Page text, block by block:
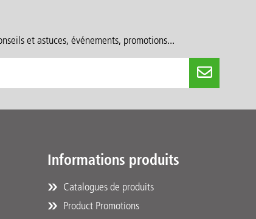
et astuces, événements, promotions...
Informations produits
Catalogues de produits
Product Promotions